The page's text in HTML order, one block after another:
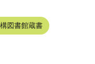
図書館蔵書